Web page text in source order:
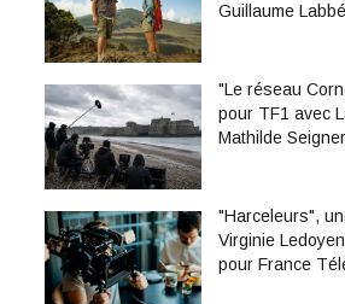
Guillaume Labbé
"Le réseau
pour TF1 avec
Mathilde Seigner
"Harceleurs",
Virginie
pour France